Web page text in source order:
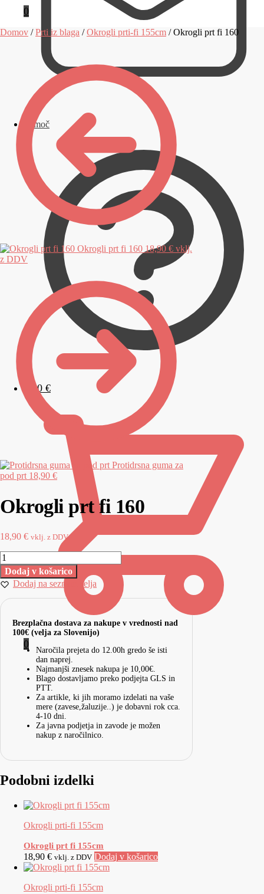
Pomoč
0,00 €
0
0
Domov /Prti iz blaga /Okrogli prti-fi 155cm /Okrogli prt fi 160
Okrogli prt fi 160 18,90 € vklj.
z DDV
Protidrsna guma za
pod prt 18,90 €
Okrogli prt fi 160
18,90 € vklj. z DDV
Dodaj v košarico
Dodaj na seznam želja
Brezplačna dostava za nakupe v vrednosti nad
100€ (velja za Slovenijo)
Naročila prejeta do 12.00h gredo še isti
dan naprej.
Najmanjši znesek nakupa je 10,00€.
Blago dostavljamo preko podjejta GLS in
PTT.
Za artikle, ki jih moramo izdelati na vaše
mere (zavese,žaluzije..) je dobavni rok cca.
4-10 dni.
Za javna podjetja in zavode je možen
nakup z naročilnico.
Podobni izdelki
Okrogli prti-fi 155cm
Okrogli prt fi 155cm
18,90 € vklj. z DDV Dodaj v košarico
Okrogli prti-fi 155cm